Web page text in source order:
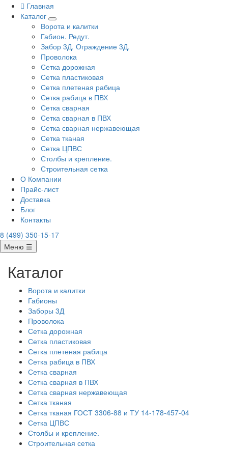
Главная
Каталог
Ворота и калитки
Габион. Редут.
Забор 3Д. Ограждение 3Д.
Проволока
Сетка дорожная
Сетка пластиковая
Сетка плетеная рабица
Сетка рабица в ПВХ
Сетка сварная
Сетка сварная в ПВХ
Сетка сварная нержавеющая
Сетка тканая
Сетка ЦПВС
Столбы и крепление.
Строительная сетка
О Компании
Прайс-лист
Доставка
Блог
Контакты
8 (499) 350-15-17
Меню ☰
Каталог
Ворота и калитки
Габионы
Заборы 3Д
Проволока
Сетка дорожная
Сетка пластиковая
Сетка плетеная рабица
Сетка рабица в ПВХ
Сетка сварная
Сетка сварная в ПВХ
Сетка сварная нержавеющая
Сетка тканая
Сетка тканая ГОСТ 3306-88 и ТУ 14-178-457-04
Сетка ЦПВС
Столбы и крепление.
Строительная сетка